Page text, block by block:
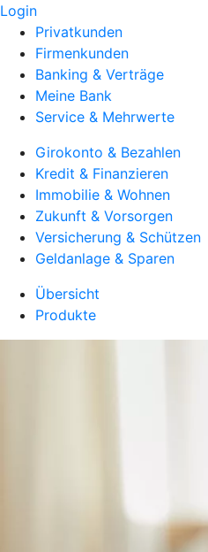
Login
Privatkunden
Firmenkunden
Banking & Verträge
Meine Bank
Service & Mehrwerte
Girokonto & Bezahlen
Kredit & Finanzieren
Immobilie & Wohnen
Zukunft & Vorsorgen
Versicherung & Schützen
Geldanlage & Sparen
Übersicht
Produkte